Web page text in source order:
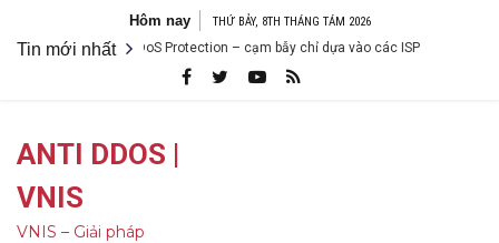
Hôm nay THỨ BẢY, 8TH THÁNG TÁM 2026
Tin mới nhất
DDoS Protection – cạm bẫy chỉ dựa vào các ISP Anti DDoS là
ANTI DDOS |
VNIS
VNIS – Giải pháp